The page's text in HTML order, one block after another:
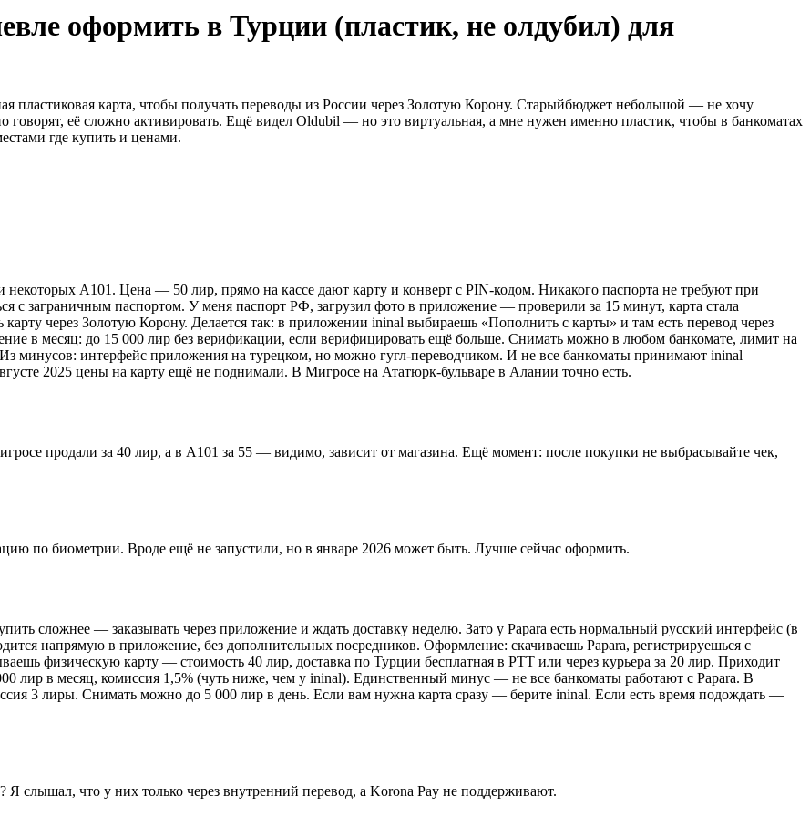
оформить в Турции (пластик, не олдубил) для
пластиковая карта, чтобы получать переводы из России через Золотую Корону. Старыйбюджет небольшой — не хочу
её сложно активировать. Ещё видел Oldubil — но это виртуальная, а мне нужен именно пластик, чтобы в банкоматах
где купить и ценами.
A101. Цена — 50 лир, прямо на кассе дают карту и конверт с PIN-кодом. Никакого паспорта не требуют при
с заграничным паспортом. У меня паспорт РФ, загрузил фото в приложение — проверили за 15 минут, карта стала
через Золотую Корону. Делается так: в приложении ininal выбираешь «Пополнить с карты» и там есть перевод через
в месяц: до 15 000 лир без верификации, если верифицировать ещё больше. Снимать можно в любом банкомате, лимит на
минусов: интерфейс приложения на турецком, но можно гугл-переводчиком. И не все банкоматы принимают ininal —
2025 цены на карту ещё не поднимали. В Мигросе на Ататюрк-бульваре в Алании точно есть.
продали за 40 лир, а в A101 за 55 — видимо, зависит от магазина. Ещё момент: после покупки не выбрасывайте чек,
по биометрии. Вроде ещё не запустили, но в январе 2026 может быть. Лучше сейчас оформить.
сложнее — заказывать через приложение и ждать доставку неделю. Зато у Papara есть нормальный русский интерфейс (в
напрямую в приложение, без дополнительных посредников. Оформление: скачиваешь Papara, регистрируешься с
физическую карту — стоимость 40 лир, доставка по Турции бесплатная в PTT или через курьера за 20 лир. Приходит
лир в месяц, комиссия 1,5% (чуть ниже, чем у ininal). Единственный минус — не все банкоматы работают с Papara. В
3 лиры. Снимать можно до 5 000 лир в день. Если вам нужна карта сразу — берите ininal. Если есть время подождать —
слышал, что у них только через внутренний перевод, а Korona Pay не поддерживают.